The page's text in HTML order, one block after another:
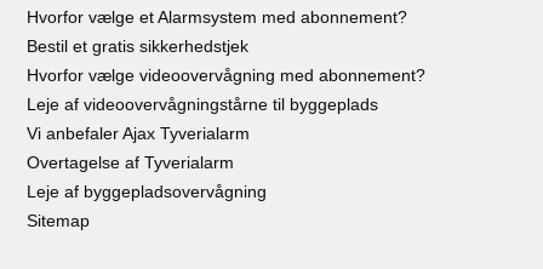
Hvorfor vælge et Alarmsystem med abonnement?
Bestil et gratis sikkerhedstjek
Hvorfor vælge videoovervågning med abonnement?
Leje af videoovervågningstårne til byggeplads
Vi anbefaler Ajax Tyverialarm
Overtagelse af Tyverialarm
Leje af byggepladsovervågning
Sitemap